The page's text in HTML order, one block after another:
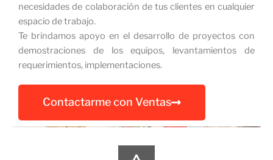
necesidades de colaboración de tus clientes en cualquier
espacio de trabajo.
Te brindamos apoyo en el desarrollo de proyectos con
demostraciones de los equipos, levantamientos de
requerimientos, implementaciones.
Contactarme con Ventas